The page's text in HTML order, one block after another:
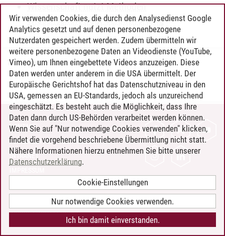
Wissenschaft nutzt Methoden
Wissenschaft trägt Verantwortung
Timo Leder/30.06.2024
KONTAKT
LEUPHANA ALS ARBEITGEBER
INTRANET
BARRIEREFREIHEIT
COOKIE-EINSTELLUNGEN
Wir verwenden Cookies, die durch den Analysedienst Google
Analytics gesetzt und auf denen personenbezogene
Nutzerdaten gespeichert werden. Zudem übermitteln wir
weitere personenbezogene Daten an Videodienste (YouTube,
Vimeo), um Ihnen eingebettete Videos anzuzeigen. Diese
Daten werden unter anderem in die USA übermittelt. Der
Europäische Gerichtshof hat das Datenschutzniveau in den
USA, gemessen an EU-Standards, jedoch als unzureichend
eingeschätzt. Es besteht auch die Möglichkeit, dass Ihre
Daten dann durch US-Behörden verarbeitet werden können.
Wenn Sie auf "Nur notwendige Cookies verwenden" klicken,
findet die vorgehend beschriebene Übermittlung nicht statt.
Nähere Informationen hierzu entnehmen Sie bitte unserer
Datenschutzerklärung.
Cookie-Einstellungen
Nur notwendige Cookies verwenden.
Ich bin damit einverstanden.